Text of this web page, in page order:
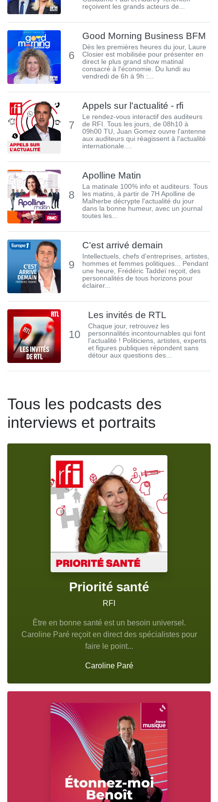
reçoivent les grands acteurs de...
6
Good Morning Business BFM
Dès les premières heures du jour, Laure
Closier est mobilisée pour présenter en
direct le plus grand show matinal
consacré à l'économie. Du lundi au
vendredi de 6h à 9h :...
7
Appels sur l'actualité - rfi
Le rendez-vous interactif des auditeurs
de RFI. Tous les jours, de 08h10 à
09h00 TU, Juan Gomez ouvre l'antenne
aux auditeurs qui réagissent à l'actualité
internationale....
8
Apolline Matin
La matinale 100% info et auditeurs. Tous
les matins, à partir de 7H Apolline de
Malherbe décrypte l'actualité du jour
dans la bonne humeur, avec un journal
toutes les...
9
C'est arrivé demain
Intellectuels, chefs d'entreprises, artistes,
hommes et femmes politiques... Pendant
une heure, Frédéric Taddeï reçoit, des
personnalités de tous horizons pour
éclairer...
10
Les invités de RTL
Chaque jour, retrouvez les
personnalités incontournables qui font
l'actualité ! Politiciens, artistes, experts
et figures publiques répondent sans
détour aux questions des...
Tous les podcasts des
interviews et portraits
Priorité santé
RFI
Être en bonne santé est un besoin universel.
Caroline Paré reçoit en direct des spécialistes pour
faire le point...
Caroline Paré